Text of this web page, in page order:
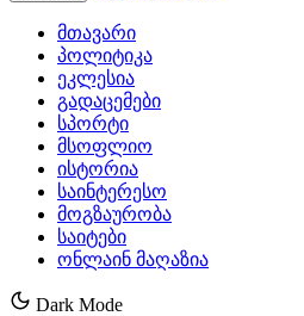
მთავარი
პოლიტიკა
ეკლესია
გადაცემები
სპორტი
მსოფლიო
ისტორია
საინტერესო
მოგზაურობა
საიტები
ონლაინ მაღაზია
Dark Mode